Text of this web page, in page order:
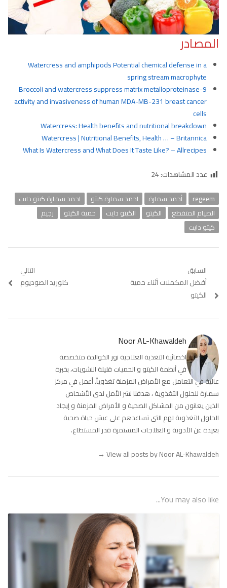
المصادر
Watercress and amphipods Potential chemical defense in a
spring stream macrophyte
Broccoli and watercress suppress matrix metalloproteinase-9
activity and invasiveness of human MDA-MB-231 breast cancer
cells
Watercress: Health benefits and nutritional breakdown
Watercress | Nutritional Benefits, Health … – Britannica
What Is Watercress and What Does It Taste Like? – Allrecipes
عدد المشاهدات:24
regeem أحمد سمارة احمد سمارة كيتو
احمد سمارة كيتو دايت
الصيام المتقطع
الكيتو الكيتو دايت حمية الكيتو
رجيم
كيتو دايت
تصفّح
المقالات
السابق
Previous
post:
أفضل المكملات أثناء حمية
الكيتو
التالي
Next
كلوريد الصوديوم
Noor AL-Khawaldeh
اخصائية التغذية العلاجية نور الخوالدة متخصصة
في أنظمة الكيتو و الحميات قليلة النشويات، بخبرة
عالية في التعامل مع الأمراض المزمنة تغذوياً. أعمل في مركز
سمارة للحلول التغذوية ، هدفنا نشر الأمل لدى الأشخاص
الذين يعانون من المشاكل الصحية و الأمراض المزمنة و إيجاد
الحلول التغذوية لهم التي تساعدهم على عيش حياة صحية
بعيدة عن الأدوية و العلاجات المستمرة قدر المستطاع.
View all posts by Noor AL-Khawaldeh
→
You may also like...